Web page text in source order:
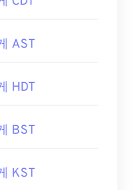
AST
HDT
BST
KST